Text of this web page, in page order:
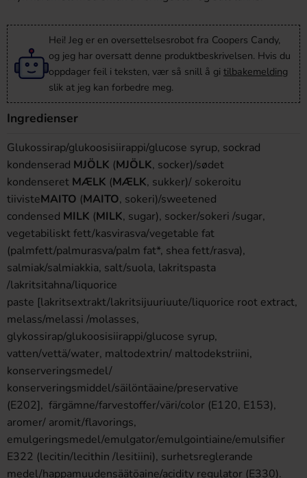
Hei! Jeg er en oversettelsesrobot fra Coopers Candy,
og jeg har oversatt denne produktbeskrivelsen. Hvis du
oppdager feil i teksten, vær så snill å gi tilbakemelding
slik at jeg kan forbedre meg.
Ingredienser
Glukossirap/glukoosisiirappi/glucose syrup, sockrad
kondenserad MJÖLK (MJÖLK, socker)/sødet
kondenseret MÆLK (MÆLK, sukker)/ sokeroitu
tiivisteMAITO (MAITO, sokeri)/sweetened
condensed MILK (MILK, sugar), socker/sokeri /sugar,
vegetabiliskt fett/kasvirasva/vegetable fat
(palmfett/palmurasva/palm fat*, shea fett/rasva),
salmiak/salmiakkia, salt/suola, lakritspasta
/lakritsitahna/liquorice
paste [lakritsextrakt/lakritsijuuriuute/liquorice root extract,
melass/melassi /molasses,
glykossirap/glukoosisiirappi/glucose syrup,
vatten/vettä/water, maltodextrin/ maltodekstriini,
konserveringsmedel/
konserveringsmiddel/säilöntäaine/preservative
(E202], färgämne/farvestoffer/väri/color (E120, E153),
aromer/ aromit/flavorings,
emulgeringsmedel/emulgator/emulgointiaine/emulsifier
E322 (lecitin/lecithin /lesitiini), surhetsreglerande
medel/happamuudensäätöaine/acidity regulator (E330).